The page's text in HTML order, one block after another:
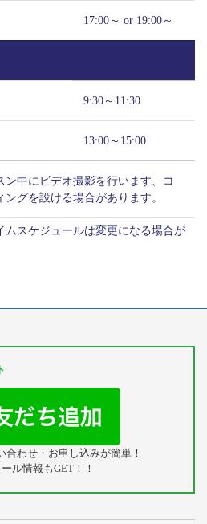
17:00～ or 19:00～
9:30～11:30
13:00～15:00
中にビデオ撮影を行います、コ
グを設ける場合があります。
スケジュールは変更になる場合が
合わせ・お申し込みが簡単！
ル情報もGET！！